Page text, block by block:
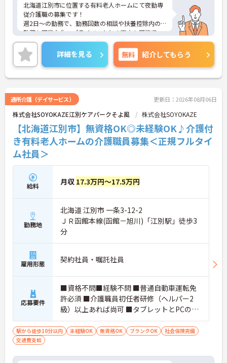
北海道江別市に位置する有料老人ホームにて夜勤専
従介護職の募集です！
週2日～の勤務で、勤務回数の相談や扶養控除内の
勤務も可能な為、プライベートとの両立も可能で
す！
ご興味ある方には、面接対策ポイントなど、さらに
詳細をお話しいたしますのでお気軽にご相談くださ
い！
詳細を見る 無料 紹介してもらう
通所介護（デイサービス） 更新日：2026年08月06日
株式会社SOYOKAZE江別ケアパークそよ風 株式会社SOYOKAZE
【北海道江別市】無資格OK◎未経験OK♪介護付
き有料老人ホームの介護職員募集＜正規フルタイ
ム社員＞
給料 月収 17.3万円～17.5万円
勤務地
北海道 江別市 一条3-12-2
ＪＲ函館本線(函館－旭川)「江別駅」徒歩3
分
雇用形態 契約社員・嘱託社員
応募要件
■資格不問■経験不問 ■普通自動車運転免
許必須 ■介護職員初任者研修（ヘルパー2
級）以上あれば尚可 ■タブレットとPCの基
本操作できれば尚可
駅から徒歩10分以内 未経験OK 無資格OK ブランクOK
社会保険完備
交通費支給